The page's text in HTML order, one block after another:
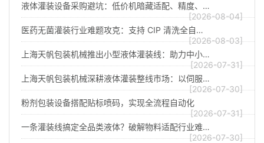
液体灌装设备采购避坑：低价机暗藏适配、精度、…
[2026-08-04]
医药无菌灌装行业难题攻克：支持 CIP 清洗全自…
[2026-08-03]
上海天帆包装机械推出小型液体灌装线：助力中小…
[2026-07-31]
上海天帆包装机械深耕液体灌装整线市场：以伺服…
[2026-07-30]
粉剂包装设备搭配贴标喷码，实现全流程自动化
[2026-07-31]
一条灌装线搞定全品类液体？破解物料适配行业难…
[2026-07-30]